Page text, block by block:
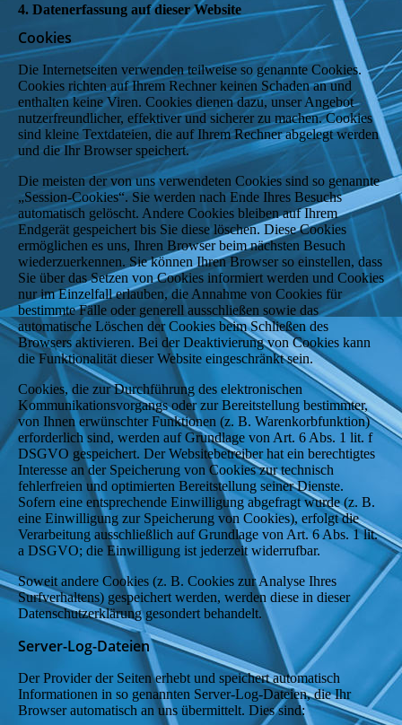
4. Datenerfassung auf dieser Website
Cookies
Die Internetseiten verwenden teilweise so genannte Cookies.
Cookies richten auf Ihrem Rechner keinen Schaden an und
enthalten keine Viren. Cookies dienen dazu, unser Angebot
nutzerfreundlicher, effektiver und sicherer zu machen. Cookies
sind kleine Textdateien, die auf Ihrem Rechner abgelegt werden
und die Ihr Browser speichert.
Die meisten der von uns verwendeten Cookies sind so genannte
„Session-Cookies“. Sie werden nach Ende Ihres Besuchs
automatisch gelöscht. Andere Cookies bleiben auf Ihrem
Endgerät gespeichert bis Sie diese löschen. Diese Cookies
ermöglichen es uns, Ihren Browser beim nächsten Besuch
wiederzuerkennen. Sie können Ihren Browser so einstellen, dass
Sie über das Setzen von Cookies informiert werden und Cookies
nur im Einzelfall erlauben, die Annahme von Cookies für
bestimmte Fälle oder generell ausschließen sowie das
automatische Löschen der Cookies beim Schließen des
Browsers aktivieren. Bei der Deaktivierung von Cookies kann
die Funktionalität dieser Website eingeschränkt sein.
Cookies, die zur Durchführung des elektronischen
Kommunikationsvorgangs oder zur Bereitstellung bestimmter,
von Ihnen erwünschter Funktionen (z. B. Warenkorbfunktion)
erforderlich sind, werden auf Grundlage von Art. 6 Abs. 1 lit. f
DSGVO gespeichert. Der Websitebetreiber hat ein berechtigtes
Interesse an der Speicherung von Cookies zur technisch
fehlerfreien und optimierten Bereitstellung seiner Dienste.
Sofern eine entsprechende Einwilligung abgefragt wurde (z. B.
eine Einwilligung zur Speicherung von Cookies), erfolgt die
Verarbeitung ausschließlich auf Grundlage von Art. 6 Abs. 1 lit.
a DSGVO; die Einwilligung ist jederzeit widerrufbar.
Soweit andere Cookies (z. B. Cookies zur Analyse Ihres
Surfverhaltens) gespeichert werden, werden diese in dieser
Datenschutzerklärung gesondert behandelt.
Server-Log-Dateien
Der Provider der Seiten erhebt und speichert automatisch
Informationen in so genannten Server-Log-Dateien, die Ihr
Browser automatisch an uns übermittelt. Dies sind: